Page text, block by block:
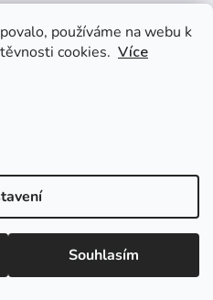
používáme na webu k
cookies. Více
Souhlasím